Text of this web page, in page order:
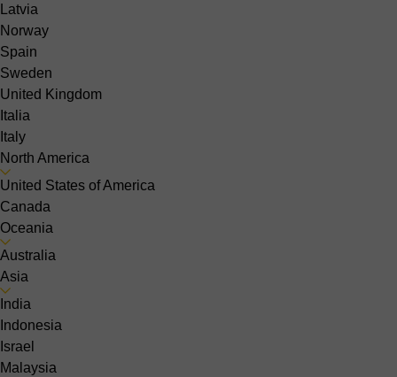
Latvia
Norway
Spain
Sweden
United Kingdom
Italia
Italy
North America
United States of America
Canada
Oceania
Australia
Asia
India
Indonesia
Israel
Malaysia